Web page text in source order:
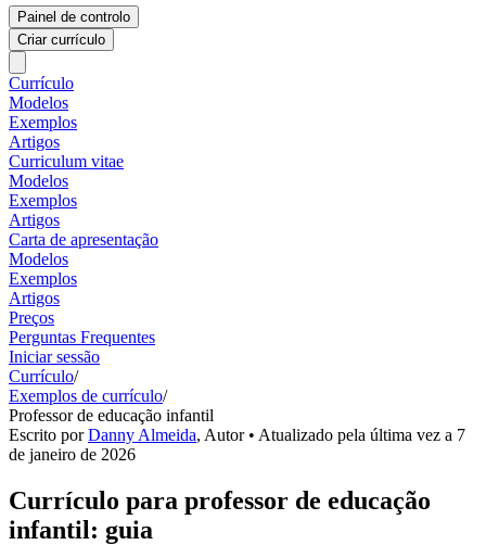
Painel de controlo
Criar currículo
Currículo
Modelos
Exemplos
Artigos
Curriculum vitae
Modelos
Exemplos
Artigos
Carta de apresentação
Modelos
Exemplos
Artigos
Preços
Perguntas Frequentes
Iniciar sessão
Currículo/
Exemplos de currículo/
Professor de educação infantil
Escrito porDanny Almeida, Autor• Atualizado pela última vez a 7
de janeiro de 2026
Currículo para professor de educação
infantil: guia